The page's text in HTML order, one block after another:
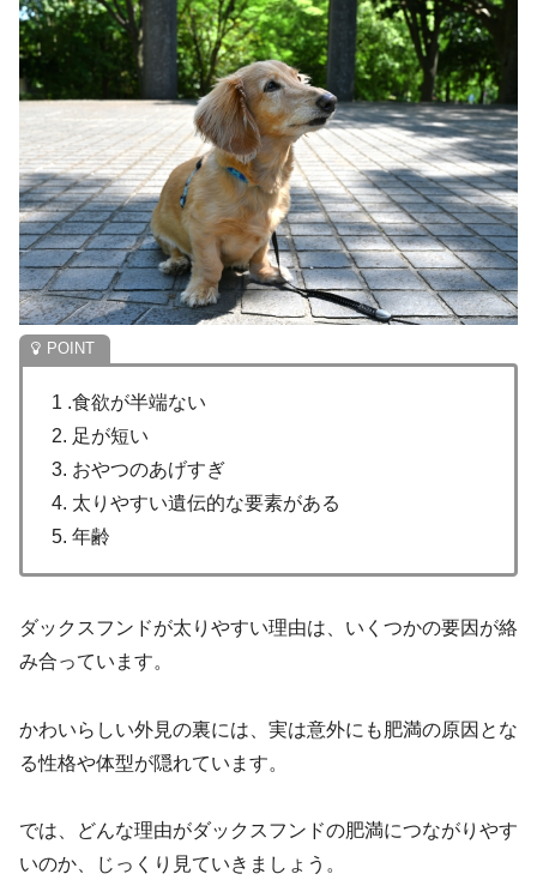
1 .食欲が半端ない
2. 足が短い
3. おやつのあげすぎ
4. 太りやすい遺伝的な要素がある
5. 年齢
ダックスフンドが太りやすい理由は、いくつかの要因が絡
み合っています。
かわいらしい外見の裏には、実は意外にも肥満の原因とな
る性格や体型が隠れています。
では、どんな理由がダックスフンドの肥満につながりやす
いのか、じっくり見ていきましょう。